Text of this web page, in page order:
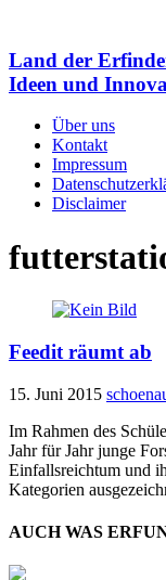
Land der
Ideen und
Über uns
Kontakt
Impressum
Disclaimer
Feedit räumt ab
15. Juni 2015
Im Rahmen des
Jahr für Jahr junge
Einfallsreichtum und
Kategorien
AUCH WAS